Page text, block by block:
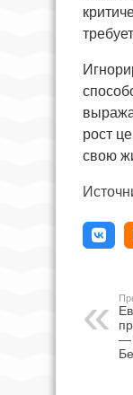
рост
свою
—